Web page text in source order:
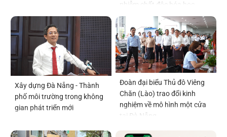
nhiễm chất độc hóa học
trước ngày 22-12-2026
Xây dựng Đà Nẵng - Thành
phố môi trường trong không
gian phát triển mới
Đoàn đại biểu Thủ đô Viêng
Chăn (Lào) trao đổi kinh
nghiệm về mô hình một cửa
tại Đà Nẵng